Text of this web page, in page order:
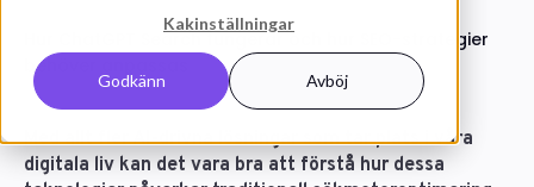
Kakinställningar
Godkänn Avböj
Start Artiklar
Hur ChatGPT Search fungerar och hur SEO-strategier
behöver anpassas
Med allt fler AI-drivna lösningar som tar plats i våra
digitala liv kan det vara bra att förstå hur dessa